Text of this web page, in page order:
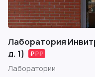
Лаборатория
д. 1)
Лаборатории